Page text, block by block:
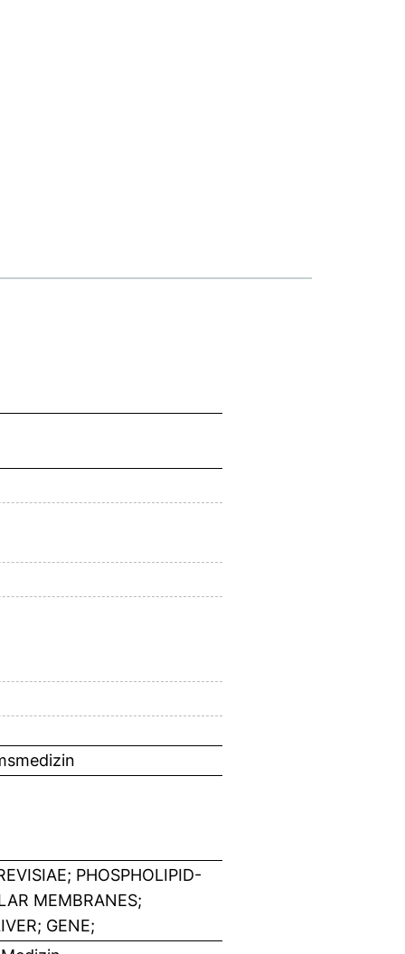
PHOSPHOLIPID-
MEMBRANES;
GENE;